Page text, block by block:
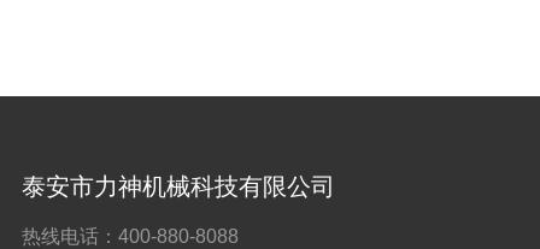
泰安市力神机械科技有限公司
热线电话： 400-880-8088